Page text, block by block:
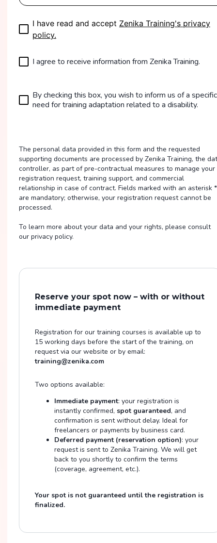
I have read and accept Zenika Training's privacy
policy.
I agree to receive information from Zenika Training.
By checking this box, you wish to inform us of a specific
need for training adaptation related to a disability.
The personal data provided in this form and the requested
supporting documents are processed by Zenika Training, the
controller, as part of pre-contractual measures to manage your
registration request, training support, and commercial
relationship in case of contract. Fields marked with an asterisk *
are mandatory; otherwise, your registration request cannot be
processed.
To learn more about your data and your rights, please consult
our privacy policy.
Reserve your spot now – with or without
immediate payment
Registration for our training courses is available up to
15 working days before the start of the training, on
request via our website or by email:
training@zenika.com
Two options available:
Immediate payment: your registration is
instantly confirmed, spot guaranteed, and
confirmation is sent without delay. Ideal for
freelancers or payments by business card.
Deferred payment (reservation option): your
request is sent to Zenika Training. We will get
back to you shortly to confirm the terms
(coverage, agreement, etc.).
Your spot is not guaranteed until the registration is
finalized.